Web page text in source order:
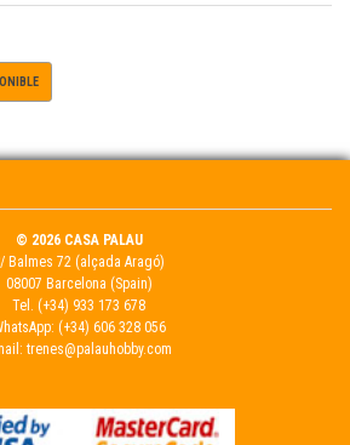
© 2026 CASA PALAU
Balmes 72 (alçada Aragó)
08007 Barcelona (Spain)
Tel. (+34) 933 173 678
(+34) 606 328 056
trenes@palauhobby.com